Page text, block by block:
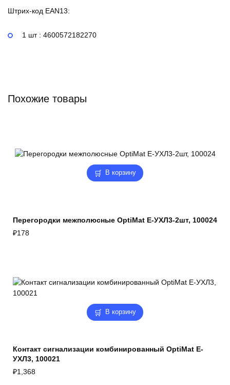
Штрих-код EAN13:
1 шт : 4600572182270
Похожие товары
В корзину
Перегородки межполюсные OptiMat E-УХЛ3-2шт, 100024
₽178
В корзину
Контакт сигнализации комбинированный OptiMat E-
УХЛ3, 100021
₽1,368